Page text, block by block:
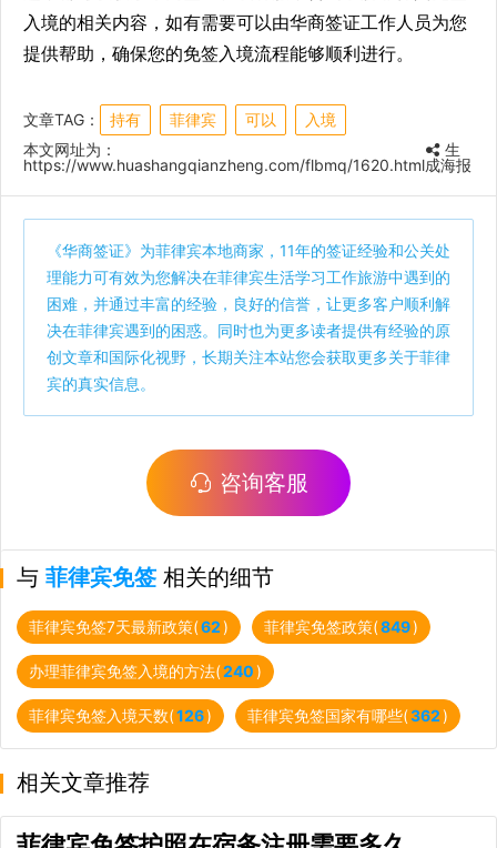
入境的相关内容，如有需要可以由华商签证工作人员为您
提供帮助，确保您的免签入境流程能够顺利进行。
文章TAG： 持有 菲律宾 可以
入境
本文网址为：
https://www.huashangqianzheng.com/flbmq/1620.html
生
成海报
《华商签证》为菲律宾本地商家，11年的签证经验和公关处
理能力可有效为您解决在菲律宾生活学习工作旅游中遇到的
困难，并通过丰富的经验，良好的信誉，让更多客户顺利解
决在菲律宾遇到的困惑。同时也为更多读者提供有经验的原
创文章和国际化视野，长期关注本站您会获取更多关于菲律
宾的真实信息。
咨询客服
与 菲律宾免签 相关的细节
菲律宾免签7天最新政策(62) 菲律宾免签政策(849)
办理菲律宾免签入境的方法(240)
菲律宾免签入境天数(126) 菲律宾免签国家有哪些(362)
相关文章推荐